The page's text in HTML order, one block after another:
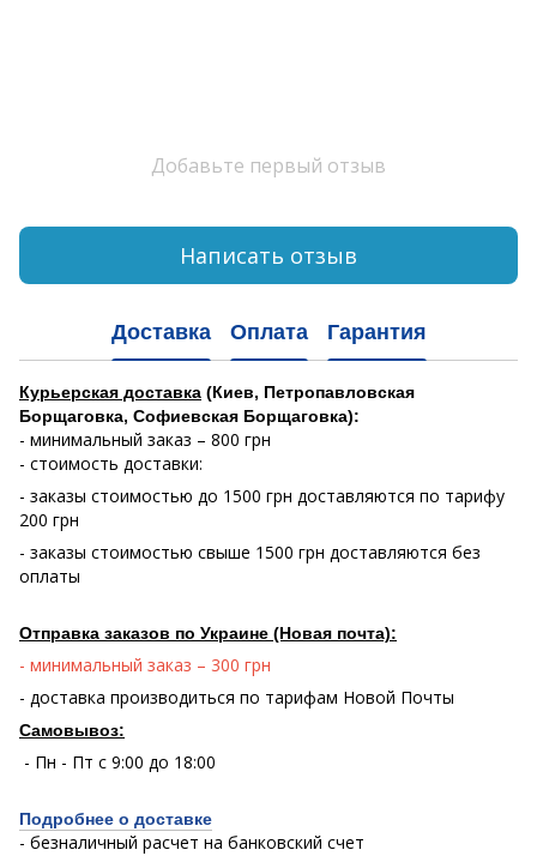
Добавьте первый отзыв
Написать отзыв
Доставка Оплата Гарантия
Курьерская доставка (Киев, Петропавловская
Борщаговка, Софиевская Борщаговка):
- минимальный заказ – 800 грн
- стоимость доставки:
- заказы стоимостью до 1500 грн доставляются по тарифу
200 грн
- заказы стоимостью свыше 1500 грн доставляются без
оплаты
Отправка заказов по Украине (Новая почта):
- минимальный заказ – 300 грн
- доставка производиться по тарифам Новой Почты
Самовывоз:
- Пн - Пт с 9:00 до 18:00
Подробнее о доставке
- безналичный расчет на банковский счет